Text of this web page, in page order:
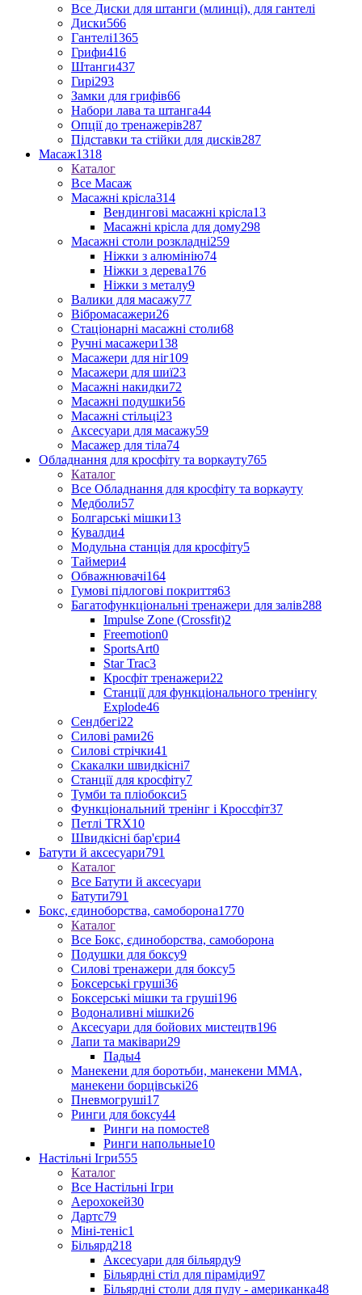
Все Диски для штанги (млинці), для гантелі
Диски566
Гантелі1365
Грифи416
Штанги437
Гирі293
Замки для грифів66
Набори лава та штанга44
Опції до тренажерів287
Підставки та стійки для дисків287
Масаж1318
Каталог
Все Масаж
Масажні крісла314
Вендингові масажні крісла13
Масажні крісла для дому298
Масажні столи розкладні259
Ніжки з алюмінію74
Ніжки з дерева176
Ніжки з металу9
Валики для масажу77
Вібромасажери26
Стаціонарні масажні столи68
Ручні масажери138
Масажери для ніг109
Масажери для шиї23
Масажні накидки72
Масажні подушки56
Масажні стільці23
Аксесуари для масажу59
Масажер для тіла74
Обладнання для кросфіту та воркауту765
Каталог
Все Обладнання для кросфіту та воркауту
Медболи57
Болгарські мішки13
Кувалди4
Модульна станція для кросфіту5
Таймери4
Обважнювачі164
Гумові підлогові покриття63
Багатофункціональні тренажери для залів288
Impulse Zone (Crossfit)2
Freemotion0
SportsArt0
Star Trac3
Кросфіт тренажери22
Станції для функціонального тренінгу
Explode46
Сендбегі22
Силові рами26
Силові стрічки41
Скакалки швидкісні7
Станції для кросфіту7
Тумби та пліобокси5
Функціональний тренінг і Кроссфіт37
Петлі TRX10
Швидкісні бар'єри4
Батути й аксесуари791
Каталог
Все Батути й аксесуари
Батути791
Бокс, єдиноборства, самоборона1770
Каталог
Все Бокс, єдиноборства, самоборона
Подушки для боксу9
Силові тренажери для боксу5
Боксерські груші36
Боксерські мішки та груші196
Водоналивні мішки26
Аксесуари для бойових мистецтв196
Лапи та маківари29
Пады4
Манекени для боротьби, манекени ММА,
манекени борцівські26
Пневмогруші17
Ринги для боксу44
Ринги на помосте8
Ринги напольные10
Настільні Ігри555
Каталог
Все Настільні Ігри
Аерохокей30
Дартс79
Міні-теніс1
Більярд218
Аксесуари для більярду9
Більярдні стіл для піраміди97
Більярдні столи для пулу - американка48